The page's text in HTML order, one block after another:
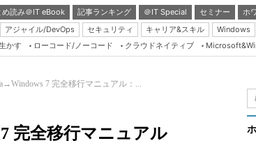
め読み＠IT eBook 記事ランキング ＠IT Special セミナー
ホ
アジャイル/DevOps セキュリティ キャリア&スキル Windows
Server &
かす ローコード/ノーコード クラウドネイティブ
7 完全移行マニュアル：...
完全移行マニュアル